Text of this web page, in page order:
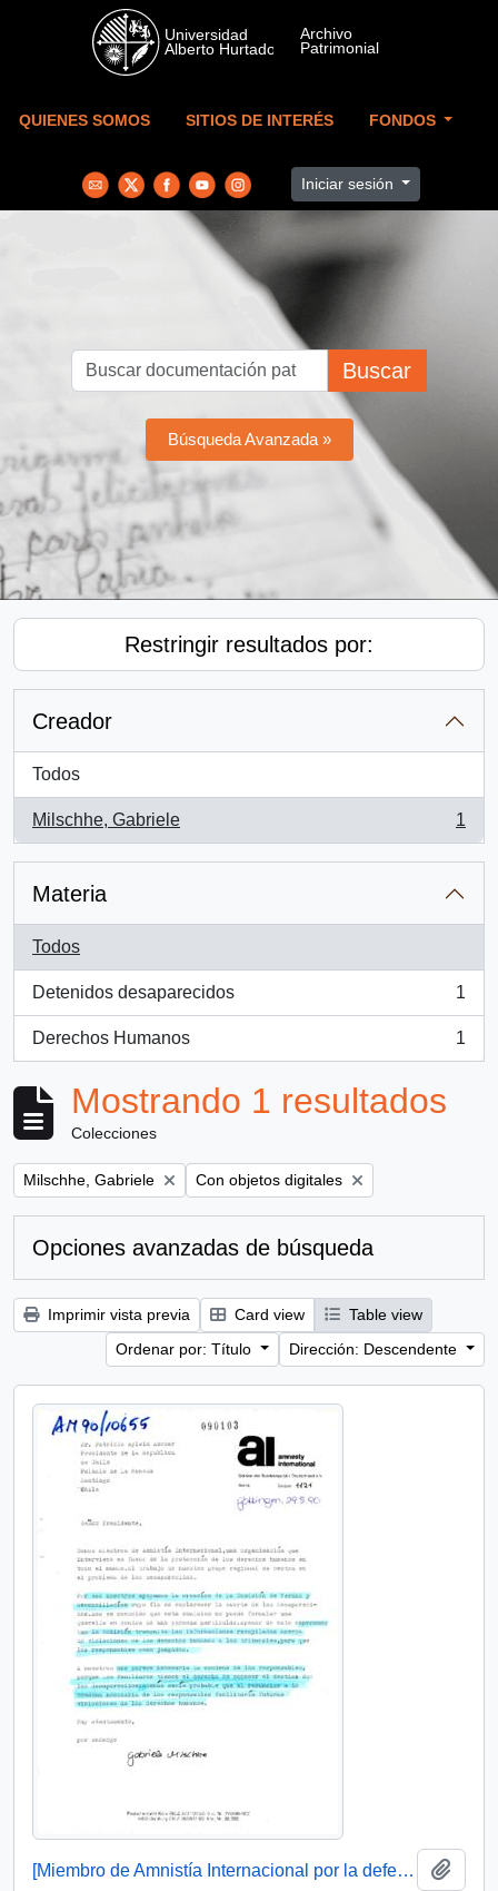
Skip to main content
QUIENES SOMOS SITIOS DE INTERÉS FONDOS
Iniciar sesión
Buscar
Búsqueda Avanzada »
Restringir resultados por:
Creador
Todos
Milschhe, Gabriele
, 1 resultados
1
Materia
Todos
Detenidos desaparecidos
, 1 resultados
1
Derechos Humanos
, 1 resultados
1
Mostrando 1 resultados
Colecciones
Remove filter:
Milschhe, Gabriele Remove filter:
Con objetos digitales
Opciones avanzadas de búsqueda
Imprimir vista previa Card view
Table view
Ordenar por: Título
Dirección: Descendente
[Miembro de Amnistía Internacional por la defensa de los detenidos desaparecidos en Chile felicita por la creación de la Comisión de de Verdad y Reconciliación]